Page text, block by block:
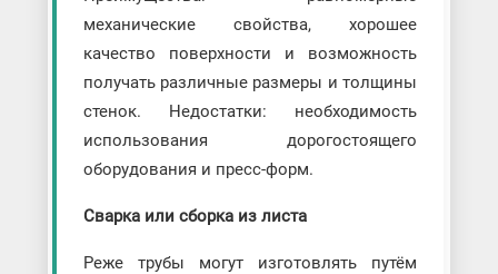
механические свойства, хорошее
качество поверхности и возможность
получать различные размеры и толщины
стенок. Недостатки: необходимость
использования дорогостоящего
оборудования и пресс-форм.
Сварка или сборка из листа
Реже трубы могут изготовлять путём